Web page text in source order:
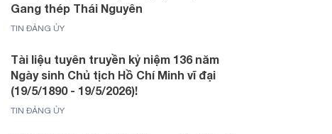
Gang thép Thái Nguyên
TIN ĐẢNG ỦY
Tài liệu tuyên truyền kỷ niệm 136 năm
Ngày sinh Chủ tịch Hồ Chí Minh vĩ đại
(19/5/1890 - 19/5/2026)!
TIN ĐẢNG ỦY